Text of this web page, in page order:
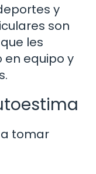
y
son
les
equipo y
tomar